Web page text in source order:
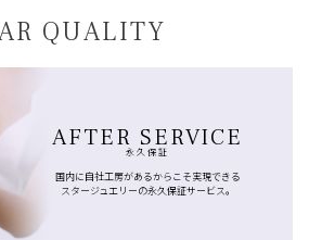
QUALITY
AFTER SERVICE
永久保証
国内に自社工房があるからこそ実現できる
スタージュエリーの永久保証サービス。